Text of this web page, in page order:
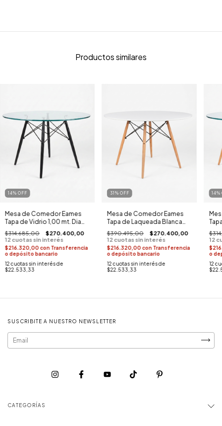
Productos similares
14% OFF
Mesa de Comedor Eames
Tapa de Vidrio 1,00 mt. Diam
(Base Negra)
$314.685,00 $270.400,00
$216.320,00 con Transferencia
o depósito bancario
12 cuotas sin interés de
$22.533,33
31 % OFF
Mesa de Comedor Eames
Tapa de Laqueada Blanca
1,00 mt. Diam (Base Madera)
$390.495,00 $270.400,00
$216.320,00 con Transferencia
o depósito bancario
12 cuotas sin interés de
$22.533,33
14%
o
12
SUSCRIBITE A NUESTRO NEWSLETTER
CATEGORÍAS